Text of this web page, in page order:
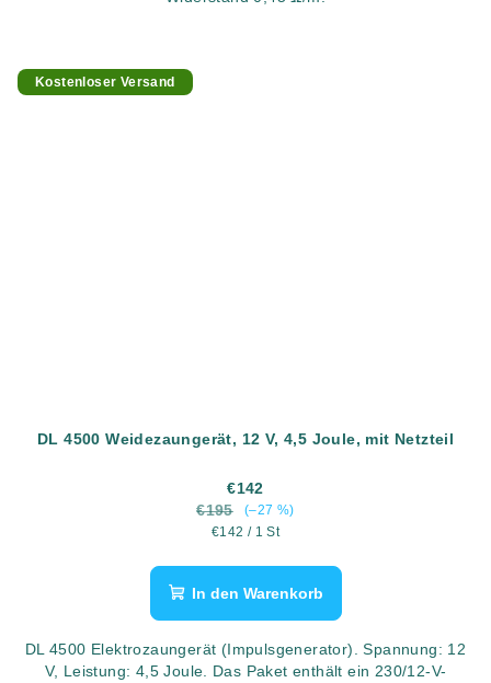
Kostenloser Versand
DL 4500 Weidezaungerät, 12 V, 4,5 Joule, mit Netzteil
€142
€195
(–27 %)
Verkaufspreis:
€142 / 1 St
In den Warenkorb
DL 4500 Elektrozaungerät (Impulsgenerator). Spannung: 12
V, Leistung: 4,5 Joule. Das Paket enthält ein 230/12-V-